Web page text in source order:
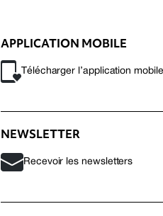
APPLICATION MOBILE
Télécharger l’application mobile
NEWSLETTER
Recevoir les newsletters